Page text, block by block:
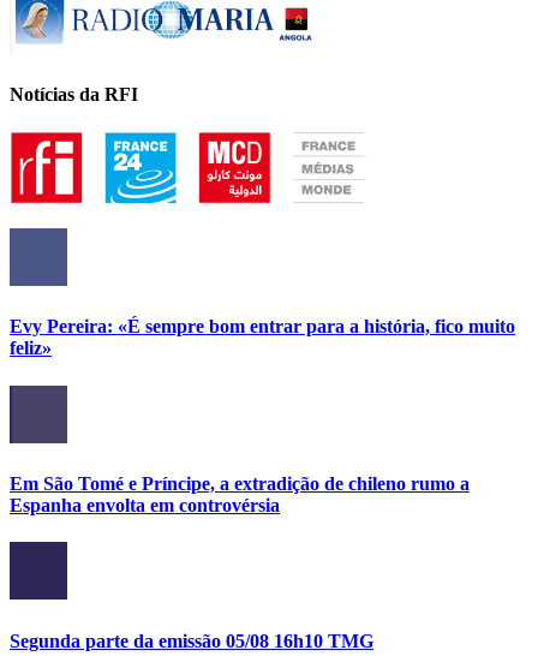
Notícias da RFI
Evy Pereira: «É sempre bom entrar para a história, fico muito
feliz»
Em São Tomé e Príncipe, a extradição de chileno rumo a
Espanha envolta em controvérsia
Segunda parte da emissão 05/08 16h10 TMG